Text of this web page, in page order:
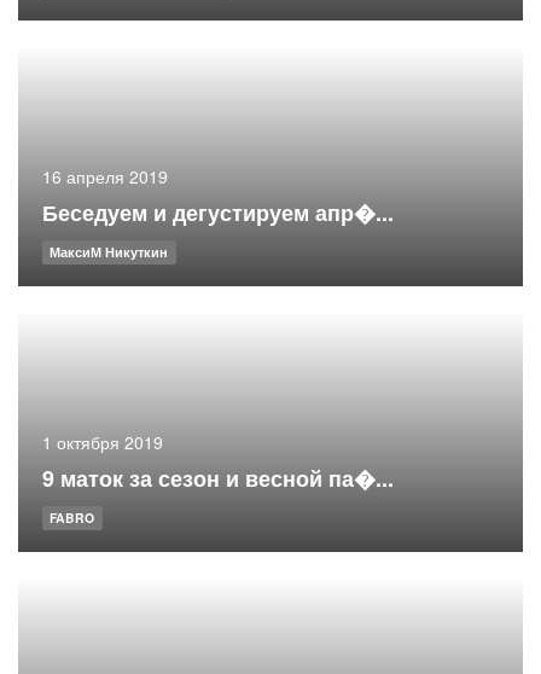
16 апреля 2019
Беседуем и дегустируем апр�...
МаксиМ Никуткин
1 октября 2019
9 маток за сезон и весной па�...
FABRO